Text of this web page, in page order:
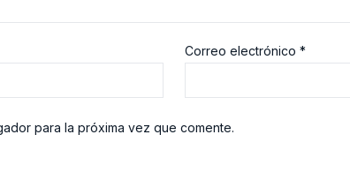
Correo electrónico*
para la próxima vez que comente.